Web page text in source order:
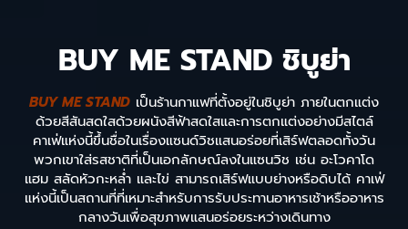
BUY ME STAND ชิบูย่า
BUY ME STAND เป็นร้านกาแฟที่ตั้งอยู่ในชิบูย่า ภายในตกแต่ง
ด้วยสีสันสดใสด้วยผนังสีฟ้าสดใสและการตกแต่งอย่างมีสไตล์
คาเฟ่แห่งนี้ขึ้นชื่อในเรื่องแซนด์วิชแสนอร่อยที่เสิร์ฟตลอดทั้งวัน
พวกเขาใส่รสชาติที่เป็นเอกลักษณ์ลงในแซนวิช เช่น อะโวคาโด
แฮม สลัดหัวกะหล่ำ และไข่ สามารถเสิร์ฟแบบย่างหรือดิบได้ คาเฟ่
แห่งนี้เป็นสถานที่ที่เหมาะสำหรับการรับประทานอาหารเช้าหรืออาหาร
กลางวันเพื่อสุขภาพแสนอร่อยระหว่างเดินทาง